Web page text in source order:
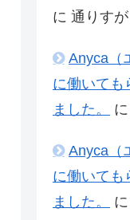
に 通りすが
Anyca（
に働いても
ました。
に
Anyca（
に働いても
ました。
に